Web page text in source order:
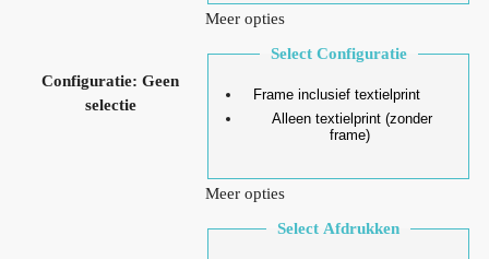
Configuratie: Geen
selectie
Meer opties
Select Configuratie
Frame inclusief textielprint
Alleen textielprint (zonder
frame)
Meer opties
Select Afdrukken